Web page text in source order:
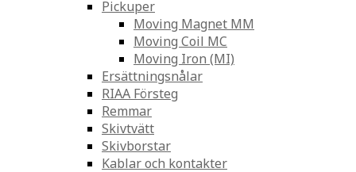
Pickuper
Moving Magnet MM
Moving Coil MC
Moving Iron (MI)
Ersättningsnålar
RIAA Försteg
Remmar
Skivtvätt
Skivborstar
Kablar och kontakter